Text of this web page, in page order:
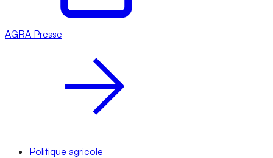
AGRA Presse
Politique agricole